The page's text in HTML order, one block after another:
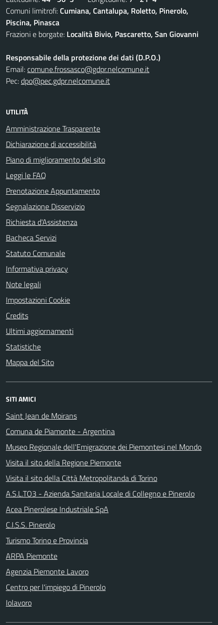
Comuni limitrofi:Cumiana, Cantalupa, Roletto, Pinerolo,
Piscina, Pinasca
Frazioni e borgate: Località Bivio, Pascaretto, San Giovanni
Responsabile della protezione dei dati (D.P.O.)
Email:comune.frossasco@gdpr.nelcomune.it
Pec:dpo@pec.gdpr.nelcomune.it
UTILITÀ
Amministrazione Trasparente
Dichiarazione di accessibilità
Piano di miglioramento del sito
Leggi le FAQ
Prenotazione Appuntamento
Segnalazione Disservizio
Richiesta d'Assistenza
Bacheca Servizi
Statuto Comunale
Informativa privacy
Note legali
Impostazioni Cookie
Credits
Ultimi aggiornamenti
Statistiche
Mappa del Sito
SITI AMICI
Saint Jean de Moirans
Comuna de Piamonte - Argentina
Museo Regionale dell'Emigrazione dei Piemontesi nel Mondo
Visita il sito della Regione Piemonte
Visita il sito della Città Metropolitanda di Torino
A.S.L.TO3 - Azienda Sanitaria Locale di Collegno e Pinerolo
Acea Pinerolese Industriale SpA
C.I.S.S. Pinerolo
Turismo Torino e Provincia
ARPA Piemonte
Agenzia Piemonte Lavoro
Centro per l'impiego di Pinerolo
Iolavoro